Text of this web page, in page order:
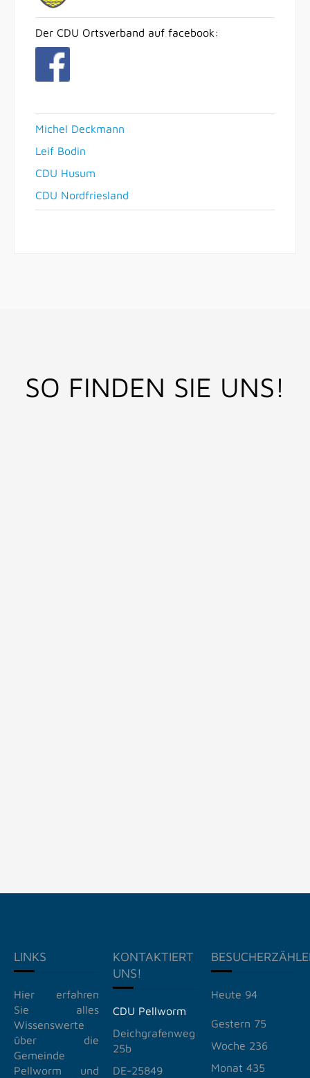
Der CDU Ortsverband auf facebook:
Michel Deckmann
Leif Bodin
CDU Husum
CDU Nordfriesland
SO FINDEN SIE UNS!
LINKS
Hier erfahren
Sie alles
Wissenswerte
über die
Gemeinde
Pellworm und
KONTAKTIERT
UNS!
CDU Pellworm
Deichgrafenweg
25b
DE-25849
Heute 94
Gestern 75
Woche 236
Monat435